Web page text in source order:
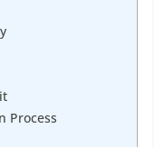
Process